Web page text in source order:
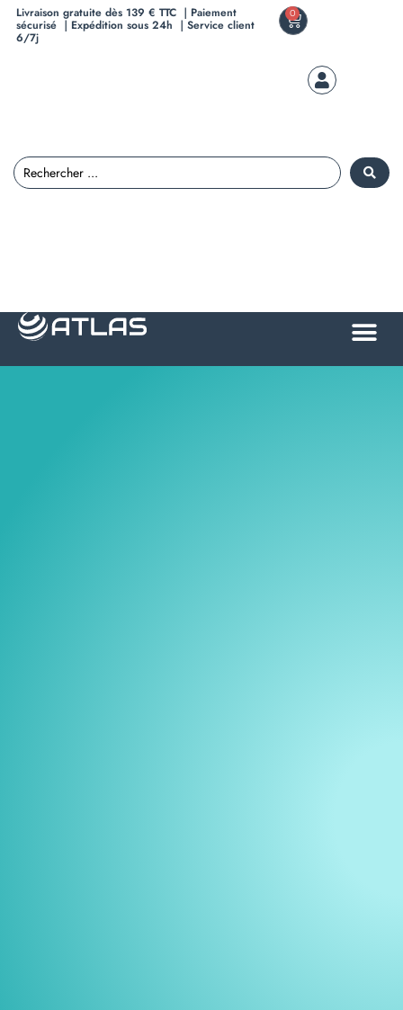
Livraison gratuite dès 139 € TTC ｜Paiement
sécurisé ｜Expédition sous 24h ｜Service client
6/7j
0